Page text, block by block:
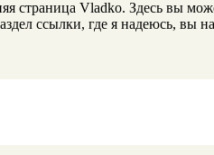
страница Vladko. Здесь вы
ссылки, где я надеюсь, вы